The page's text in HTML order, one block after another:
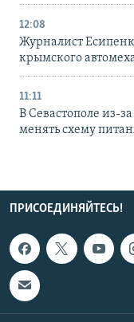
12:08
Журналист
крымского
11:11
В Севастополе из-
менять схему
ПРИСОЕДИНЯЙТЕСЬ!